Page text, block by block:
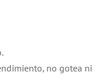
no gotea ni